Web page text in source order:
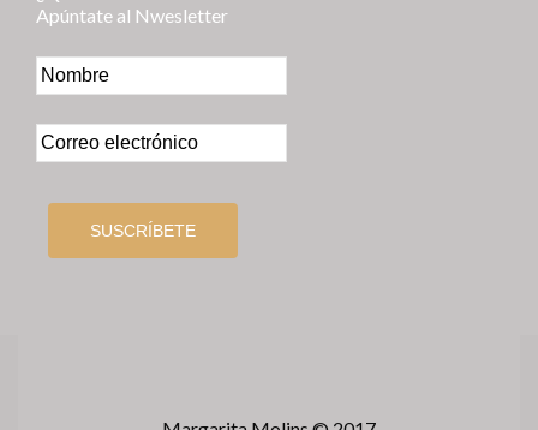
Apúntate al Nwesletter